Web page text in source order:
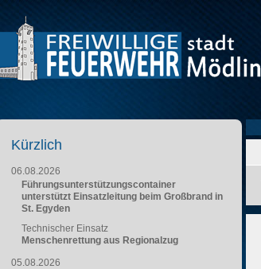
Kürzlich
06.08.2026
Führungsunterstützungscontainer
unterstützt Einsatzleitung beim Großbrand in
St. Egyden
Technischer Einsatz
Menschenrettung aus Regionalzug
05.08.2026